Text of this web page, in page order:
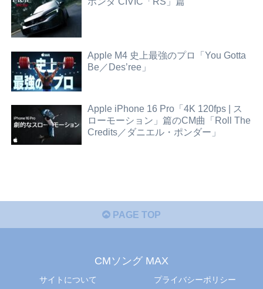
Apple M4 史上最強のプロ「You Gotta
Be／Des’ree」
Apple iPhone 16 Pro「4K 120fps | ス
ローモーション」篇のCM曲「Roll The
Credits／ダニエル・ポンダー」
PAGE TOP
CMソング MAX
サイトについて プライバシーポリシー